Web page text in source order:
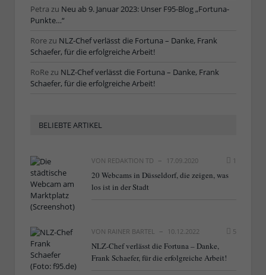
Petra zu Neu ab 9. Januar 2023: Unser F95-Blog „Fortuna-
Punkte…“
Rorezu NLZ-Chef verlässt die Fortuna – Danke, Frank
Schaefer, für die erfolgreiche Arbeit!
RoRezu NLZ-Chef verlässt die Fortuna – Danke, Frank
Schaefer, für die erfolgreiche Arbeit!
BELIEBTE ARTIKEL
VON REDAKTION TD 17.09.2020 1
20 Webcams in Düsseldorf, die zeigen, was
los ist in der Stadt
VON RAINER BARTEL 10.12.2022 5
NLZ-Chef verlässt die Fortuna – Danke,
Frank Schaefer, für die erfolgreiche Arbeit!